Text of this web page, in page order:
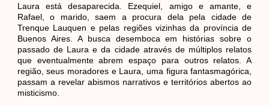
Laura está desaparecida. Ezequiel, amigo e amante, e
Rafael, o marido, saem a procura dela pela cidade de
Trenque Lauquen e pelas regiões vizinhas da província de
Buenos Aires. A busca desemboca em histórias sobre o
passado de Laura e da cidade através de múltiplos relatos
que eventualmente abrem espaço para outros relatos. A
região, seus moradores e Laura, uma figura fantasmagórica,
passam a revelar abismos narrativos e territórios abertos ao
misticismo.